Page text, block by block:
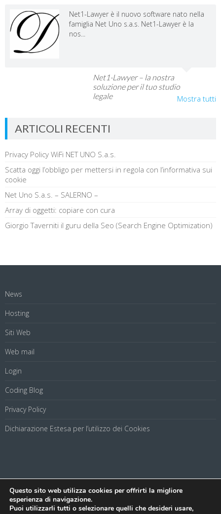
Net1-Lawyer è il nuovo software nato nella
famiglia Net Uno s.a.s. Net1-Lawyer è la
nos...
Net1-Lawyer – la nostra
soluzione per il tuo studio
legale
Mostra tutti
ARTICOLI RECENTI
Privacy Policy WiFi NET UNO S.a.s.
Scatta oggi l’obbligo per mettersi in regola con l’informativa sui
cookie
Net Uno S.a.s. – SALERNO –
Array di oggetti: copiare con cura
Giorgio Taverniti il guru della Seo (Search Engine Optimization)
News
Hosting
Siti Web
Web mail
Login
Coding Blog
Privacy Policy
Dichiarazione Estesa per l’utilizzo dei Cookies
Net Uno s.a.s. di Virtuoso Francesco & C.© 2016 | Via Pietro Del
Pezzo, 53, 84128 Salerno PIVA 04223350655 - Tel. 089 9358
Questo sito web utilizza cookies per offrirti la migliore
esperienza di navigazione.
Puoi utilizzarli tutti o selezionare quelli che desideri usare,